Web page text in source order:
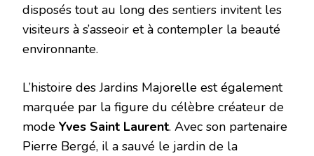
disposés tout au long des sentiers invitent les
visiteurs à s’asseoir et à contempler la beauté
environnante.
L’histoire des Jardins Majorelle est également
marquée par la figure du célèbre créateur de
mode Yves Saint Laurent. Avec son partenaire
Pierre Bergé, il a sauvé le jardin de la